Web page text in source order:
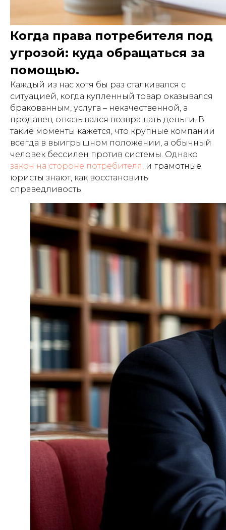
Когда права потребителя под
угрозой: куда обращаться за
помощью.
Каждый из нас хотя бы раз сталкивался с
ситуацией, когда купленный товар оказывался
бракованным, услуга – некачественной, а
продавец отказывался возвращать деньги. В
такие моменты кажется, что крупные компании
всегда в выигрышном положении, а обычный
человек бессилен против системы. Однако
закон на стороне потребителя, и грамотные
юристы знают, как восстановить
справедливость.